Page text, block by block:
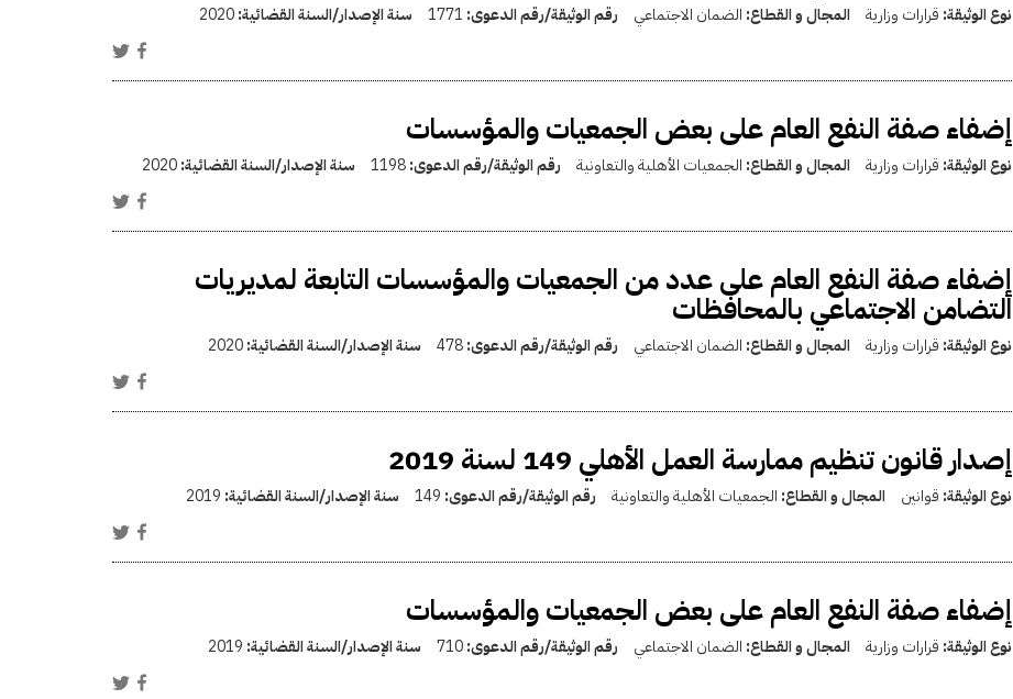
نوع الوثيقة: قرارات وزارية المجال و القطاع: الضمان الاجتماعي رقم الوثيقة/رقم الدعوى: 1771 سنة الإصدار/السنة القضائية:2020
إضفاء صفة النفع العام على بعض الجمعيات والمؤسسات
نوع الوثيقة: قرارات وزارية المجال و القطاع: الجمعيات الأهلية والتعاونية رقم الوثيقة/رقم الدعوى:1198 سنة الإصدار/السنة القضائية:2020
إضفاء صفة النفع العام على عدد من الجمعيات والمؤسسات التابعة لمديريات
التضامن الاجتماعي بالمحافظات
نوع الوثيقة: قرارات وزارية المجال و القطاع: الضمان الاجتماعي رقم الوثيقة/رقم الدعوى:478 سنة الإصدار/السنة القضائية:2020
إصدار قانون تنظيم ممارسة العمل الأهلي 149 لسنة 2019
نوع الوثيقة: قوانين المجال و القطاع: الجمعيات الأهلية والتعاونية رقم الوثيقة/رقم الدعوى: 149 سنة الإصدار/السنة القضائية: 2019
إضفاء صفة النفع العام على بعض الجمعيات والمؤسسات
نوع الوثيقة: قرارات وزارية المجال و القطاع: الضمان الاجتماعي رقم الوثيقة/رقم الدعوى:710 سنة الإصدار/السنة القضائية: 2019